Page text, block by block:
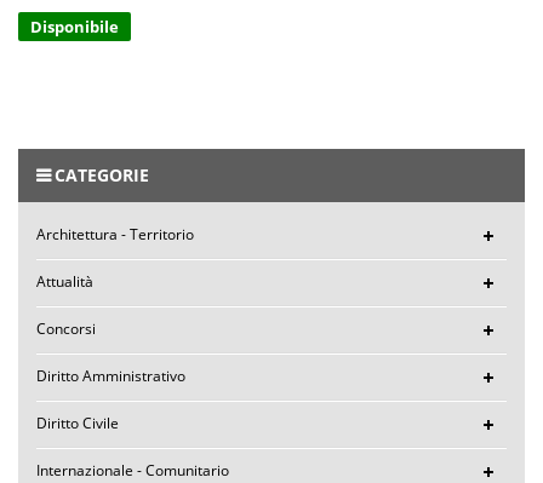
Disponibile
CATEGORIE
Architettura - Territorio
Attualità
Concorsi
Diritto Amministrativo
Diritto Civile
Internazionale - Comunitario